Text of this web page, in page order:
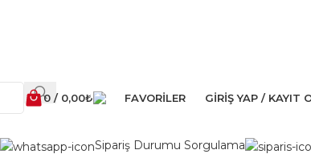
0 / 0,00₺ FAVORILER GIRIŞ YAP / KAYIT
Sipariş Durumu Sorgulama